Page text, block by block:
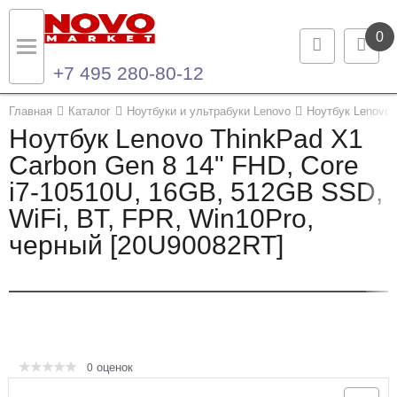
0
+7 495 280-80-12
Главная Каталог Ноутбуки и ультрабуки Lenovo Ноутбук
Ноутбук Lenovo ThinkPad X1
Carbon Gen 8 14" FHD, Core
i7-10510U, 16GB, 512GB SSD,
WiFi, BT, FPR, Win10Pro,
черный [20U90082RT]
0 оценок
Назад
Каталог продукции
Ноутбуки и ультрабуки
Компьютеры
Назад
Контакты
Контактная информация